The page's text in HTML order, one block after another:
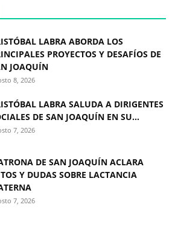
LABRA ABORDA LOS
PROYECTOS Y DESAFÍOS DE
JOAQUÍN
8, 2026
LABRA SALUDA A DIRIGENTES
DE SAN JOAQUÍN EN SU...
7, 2026
DE SAN JOAQUÍN ACLARA
Y DUDAS SOBRE LACTANCIA
7, 2026